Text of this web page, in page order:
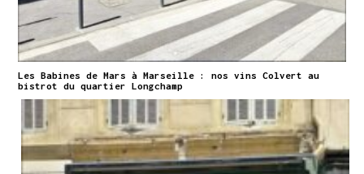
Les Babines de Mars à Marseille : nos vins Colvert au
bistrot du quartier Longchamp